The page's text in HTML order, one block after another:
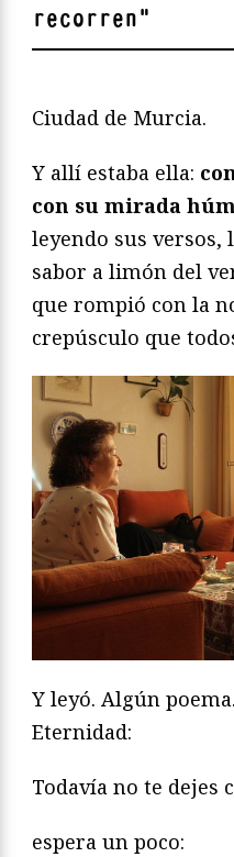
recorren"
Ciudad de Murcia.
Y allí estaba ella:
con su mirada
leyendo sus versos,
sabor a limón del
que rompió con la
crepúsculo que
Y leyó. Algún
Eternidad:
Todavía no te dejes
espera un poco: